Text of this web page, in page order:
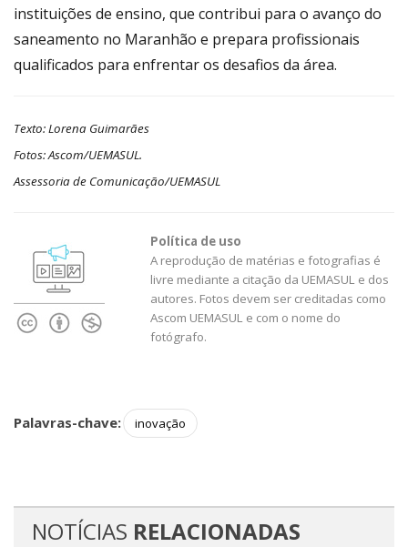
instituições de ensino, que contribui para o avanço do
saneamento no Maranhão e prepara profissionais
qualificados para enfrentar os desafios da área.
Texto: Lorena Guimarães
Fotos: Ascom/UEMASUL.
Assessoria de Comunicação/UEMASUL
Política de uso
A reprodução de matérias e fotografias é
livre mediante a citação da UEMASUL e dos
autores. Fotos devem ser creditadas como
Ascom UEMASUL e com o nome do
fotógrafo.
Palavras-chave: inovação
NOTÍCIAS RELACIONADAS